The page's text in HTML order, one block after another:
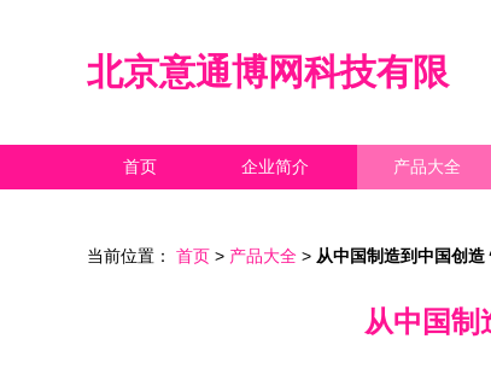
北京意通博网科技有限
首页 企业简介 产品大全
当前位置： 首页 > 产品大全 > 从中国制造到中国创
从中国